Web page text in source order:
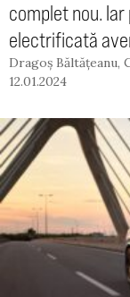
complet nou.
electrificată
Dragoș Băltățeanu,
12.01.2024